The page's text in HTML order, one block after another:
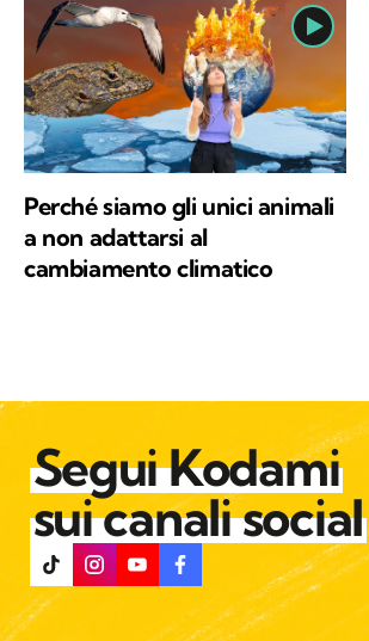
Perché siamo gli unici animali
a non adattarsi al
cambiamento climatico
Segui Kodami
sui canali social